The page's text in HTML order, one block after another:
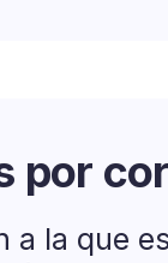
por
a la que